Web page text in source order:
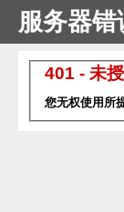
服务器错
401 - 未
您无权使用所